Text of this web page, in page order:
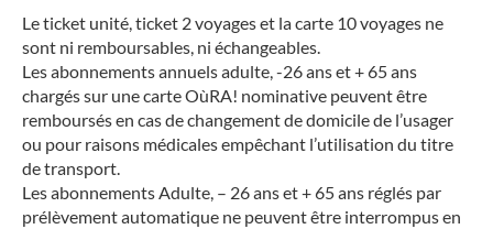
Le ticket unité, ticket 2 voyages et la carte 10 voyages ne
sont ni remboursables, ni échangeables.
Les abonnements annuels adulte, -26 ans et + 65 ans
chargés sur une carte OùRA! nominative peuvent être
remboursés en cas de changement de domicile de l’usager
ou pour raisons médicales empêchant l’utilisation du titre
de transport.
Les abonnements Adulte, – 26 ans et + 65 ans réglés par
prélèvement automatique ne peuvent être interrompus en